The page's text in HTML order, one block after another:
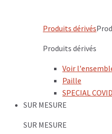
Produits dérivés
Produits dérivés
Voir
Paille
SPECIAL COVID
SUR MESURE
SUR MESURE